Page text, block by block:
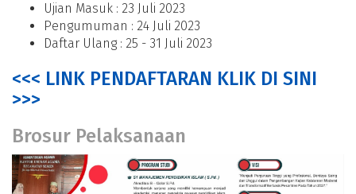
Ujian Masuk : 23 Juli 2023
Pengumuman : 24 Juli 2023
Daftar Ulang : 25 - 31 Juli 2023
<<< LINK PENDAFTARAN KLIK DI SINI
>>>
Brosur Pelaksanaan